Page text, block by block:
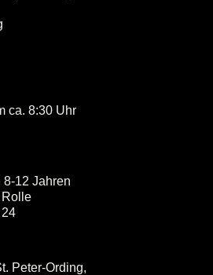
ca. 8:30 Uhr
8-12 Jahren
Rolle
Peter-Ording,